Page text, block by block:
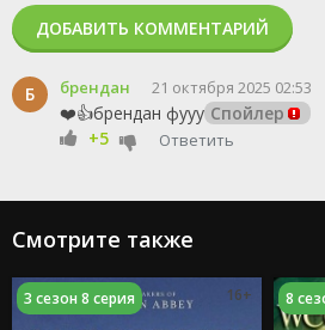
Б брендан 21 октября 2025 02:53
❤️👍брендан фууу Спойлер
+5
Ответить
ДОБАВИТЬ КОММЕНТАРИЙ
Смотрите также
3 сезон 8 серия 16+ 8